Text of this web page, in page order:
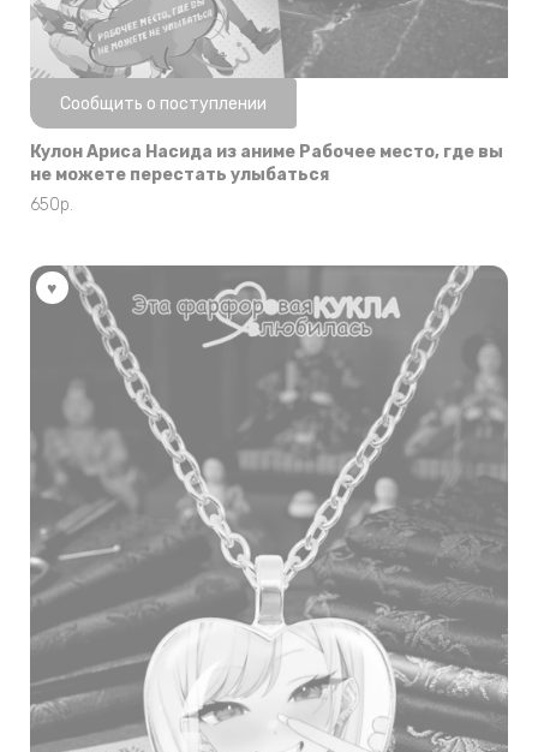
Нет в наличии
Сообщить о поступлении
Кулон Ариса Насида из аниме Рабочее место, где вы
не можете перестать улыбаться
650р.